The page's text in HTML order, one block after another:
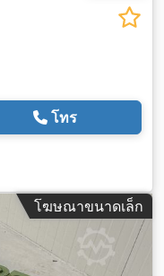
โทร
โฆษณาขนาดเล็ก